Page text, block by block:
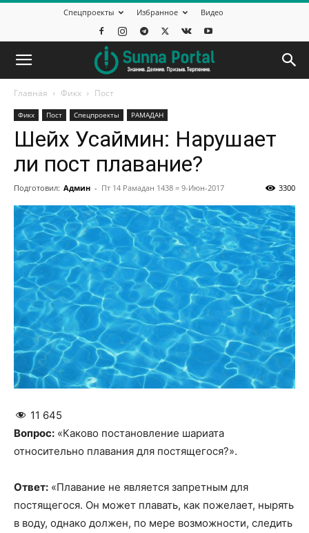
Спецпроекты Избранное Видео
Главная Фикх Пост
Фикх Пост Спецпроекты РАМАДАН
Шейх Усаймин: Нарушает
ли пост плавание?
Подготовил: Админ - Пт 14 Рамадан 1438 = 9-Июн-2017 3300
11 645
Вопрос: «Каково постановление шариата
относительно плавания для постящегося?».
Ответ: «Плавание не является запретным для
постящегося. Он может плавать, как пожелает, нырять
в воду, однако должен, по мере возможности, следить